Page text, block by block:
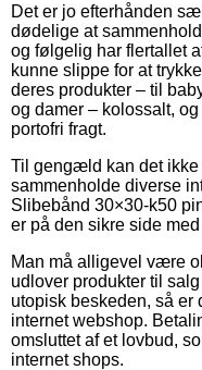
Det er jo efterhånden
dødelige at
og følgelig har flertallet
kunne slippe for at
deres produkter – til
og damer – kolossalt,
portofri fragt.
Til gengæld kan det ikke
sammenholde diverse
Slibebånd 30×30-k50
er på den sikre side
Man må alligevel være
udlover produkter til
utopisk beskeden, så er
internet webshop.
omsluttet af et lovbud,
internet shops.